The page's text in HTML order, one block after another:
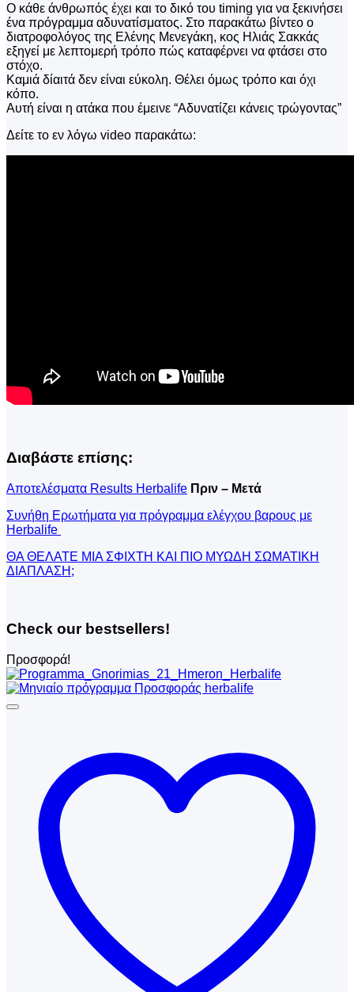
Ο κάθε άνθρωπός έχει και το δικό του timing για να ξεκινήσει
ένα πρόγραμμα αδυνατίσματος. Στο παρακάτω βίντεο ο
διατροφολόγος της Ελένης Μενεγάκη, κος Ηλιάς Σακκάς
εξηγεί με λεπτομερή τρόπο πώς καταφέρνει να φτάσει στο
στόχο.
Καμιά δίαιτά δεν είναι εύκολη. Θέλει όμως τρόπο και όχι
κόπο.
Αυτή είναι η ατάκα που έμεινε “Αδυνατίζει κάνεις τρώγοντας”
Δείτε το εν λόγω video παρακάτω:
Διαβάστε επίσης:
Αποτελέσματα Results Herbalife Πριν – Μετά
Συνήθη Ερωτήματα για πρόγραμμα ελέγχου βαρους με
Herbalife
ΘΑ ΘΕΛΑΤΕ ΜΙΑ ΣΦΙΧΤΗ ΚΑΙ ΠΙΟ ΜΥΩΔΗ ΣΩΜΑΤΙΚΗ
ΔΙΑΠΛΑΣΗ;
Check our bestsellers!
Προσφορά!